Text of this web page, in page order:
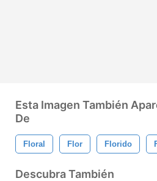
Esta Imagen También
De
Floral Flor Florido
Descubra También